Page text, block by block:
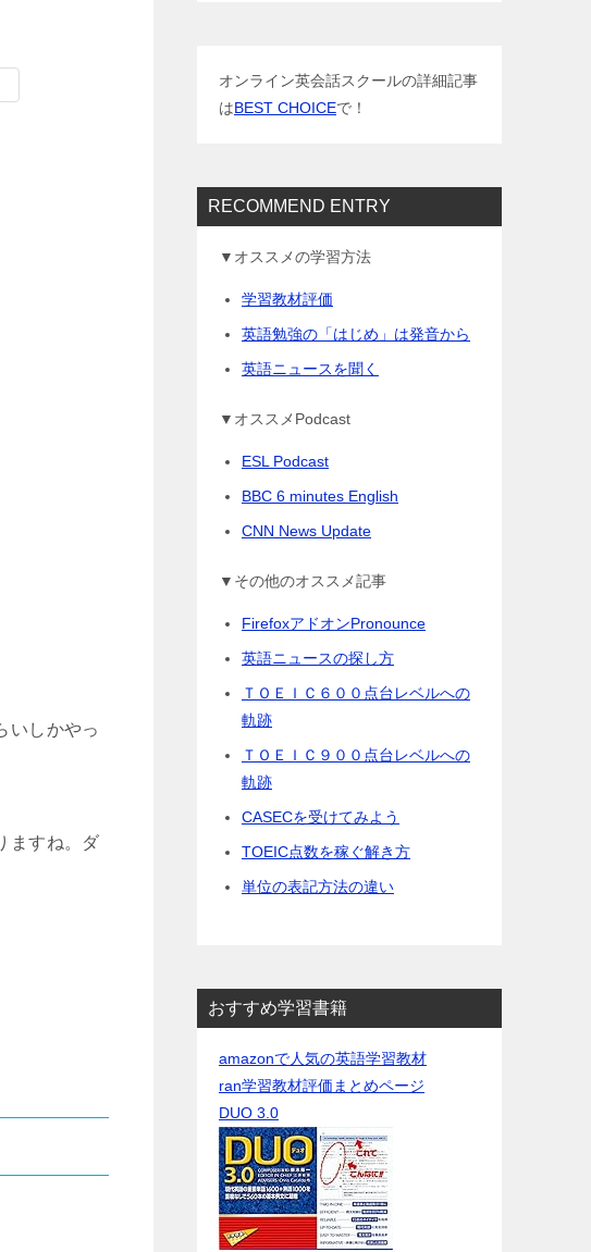
いしかやっ
ますね。ダ
オンライン英会話スクールの詳細記事
はBEST CHOICEで！
RECOMMEND ENTRY
▼オススメの学習方法
学習教材評価
英語勉強の「はじめ」は発音から
英語ニュースを聞く
▼オススメPodcast
ESL Podcast
BBC 6 minutes English
CNN News Update
▼その他のオススメ記事
FirefoxアドオンPronounce
英語ニュースの探し方
ＴＯＥＩＣ６００点台レベルへの
軌跡
ＴＯＥＩＣ９００点台レベルへの
軌跡
CASECを受けてみよう
TOEIC点数を稼ぐ解き方
単位の表記方法の違い
おすすめ学習書籍
amazonで人気の英語学習教材
ran学習教材評価まとめページ
DUO 3.0